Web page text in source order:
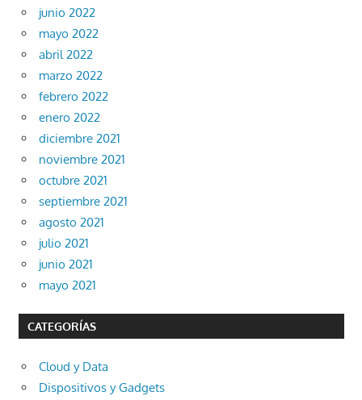
junio 2022
mayo 2022
abril 2022
marzo 2022
febrero 2022
enero 2022
diciembre 2021
noviembre 2021
octubre 2021
septiembre 2021
agosto 2021
julio 2021
junio 2021
mayo 2021
CATEGORÍAS
Cloud y Data
Dispositivos y Gadgets